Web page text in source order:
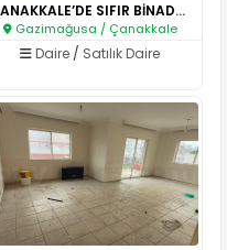
ÇANAKKALE’DE SIFIR BİNADA, EN ..
Gazimağusa / Çanakkale
Daire / Satılık Daire